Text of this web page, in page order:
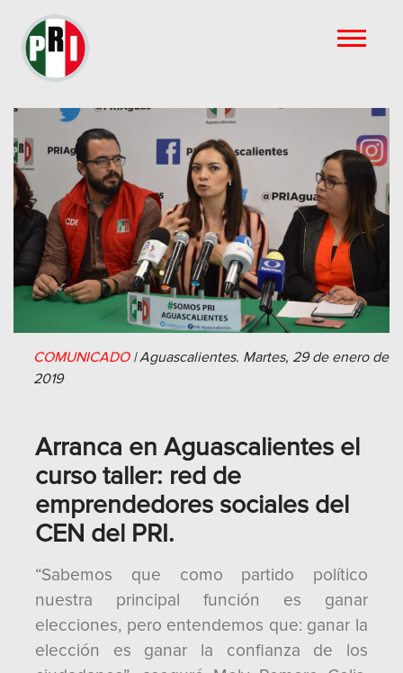
COMUNICADO|Aguascalientes. Martes, 29 de enero de
2019
Arranca en Aguascalientes el
curso taller: red de
emprendedores sociales del
CEN del PRI.
“Sabemos que como partido político
nuestra principal función es ganar
elecciones, pero entendemos que: ganar la
elección es ganar la confianza de los